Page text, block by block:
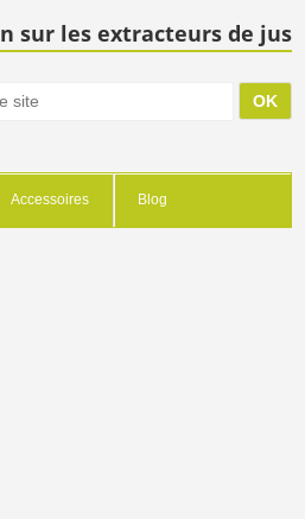
sur les extracteurs de jus
Accessoires Blog